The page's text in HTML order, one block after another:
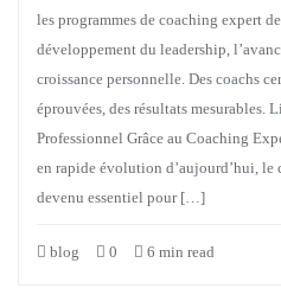
les programmes de coaching expert
développement du leadership,
croissance personnelle. Des coachs
éprouvées, des résultats mesurables.
Professionnel Grâce au Coaching
en rapide évolution d’aujourd’hui, le
devenu essentiel pour […]
blog 0 6 min read